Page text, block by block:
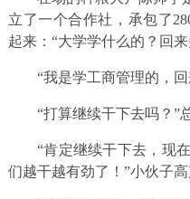
立了一个合作社，承包了
起来：“大学学什么的？回
“我是学工商管理的，
“打算继续干下去吗？”
“肯定继续干下去，现
们越干越有劲了！”小伙子高